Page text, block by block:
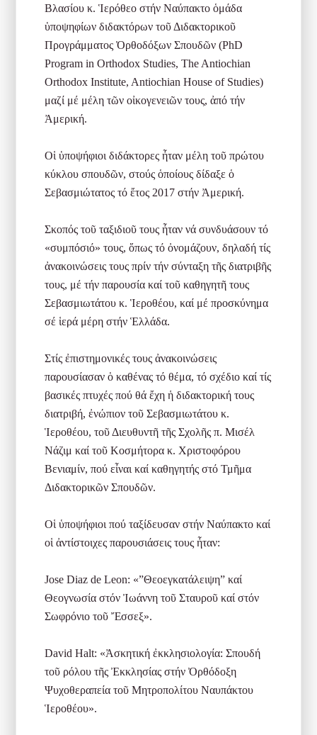
Βλασίου κ. Ἱερόθεο στήν Ναύπακτο ὁμάδα
ὑποψηφίων διδακτόρων τοῦ Διδακτορικοῦ
Προγράμματος Ὀρθοδόξων Σπουδῶν (PhD
Program in Orthodox Studies, The Antiochian
Orthodox Institute, Antiochian House of Studies)
μαζί μέ μέλη τῶν οἰκογενειῶν τους, ἀπό τήν
Ἀμερική.
Οἱ ὑποψήφιοι διδάκτορες ἦταν μέλη τοῦ πρώτου
κύκλου σπουδῶν, στούς ὁποίους δίδαξε ὁ
Σεβασμιώτατος τό ἔτος 2017 στήν Ἀμερική.
Σκοπός τοῦ ταξιδιοῦ τους ἦταν νά συνδυάσουν τό
«συμπόσιό» τους, ὅπως τό ὀνομάζουν, δηλαδή τίς
ἀνακοινώσεις τους πρίν τήν σύνταξη τῆς διατριβῆς
τους, μέ τήν παρουσία καί τοῦ καθηγητῆ τους
Σεβασμιωτάτου κ. Ἱεροθέου, καί μέ προσκύνημα
σέ ἱερά μέρη στήν Ἑλλάδα.
Στίς ἐπιστημονικές τους ἀνακοινώσεις
παρουσίασαν ὁ καθένας τό θέμα, τό σχέδιο καί τίς
βασικές πτυχές πού θά ἔχη ἡ διδακτορική τους
διατριβή, ἐνώπιον τοῦ Σεβασμιωτάτου κ.
Ἱεροθέου, τοῦ Διευθυντῆ τῆς Σχολῆς π. Μισέλ
Νάζιμ καί τοῦ Κοσμήτορα κ. Χριστοφόρου
Βενιαμίν, πού εἶναι καί καθηγητής στό Τμῆμα
Διδακτορικῶν Σπουδῶν.
Οἱ ὑποψήφιοι πού ταξίδευσαν στήν Ναύπακτο καί
οἱ ἀντίστοιχες παρουσιάσεις τους ἦταν:
Jose Diaz de Leon: «”Θεοεγκατάλειψη” καί
Θεογνωσία στόν Ἰωάννη τοῦ Σταυροῦ καί στόν
Σωφρόνιο τοῦ Ἔσσεξ».
David Halt: «Ἀσκητική ἐκκλησιολογία: Σπουδή
τοῦ ρόλου τῆς Ἐκκλησίας στήν Ὀρθόδοξη
Ψυχοθεραπεία τοῦ Μητροπολίτου Ναυπάκτου
Ἱεροθέου».